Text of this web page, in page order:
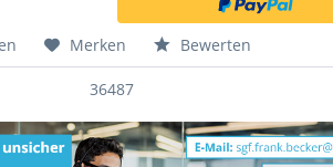
Merken Bewerten
36487